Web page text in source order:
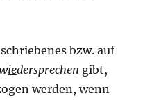
bzw. auf
iedersprechen gibt,
werden, wenn